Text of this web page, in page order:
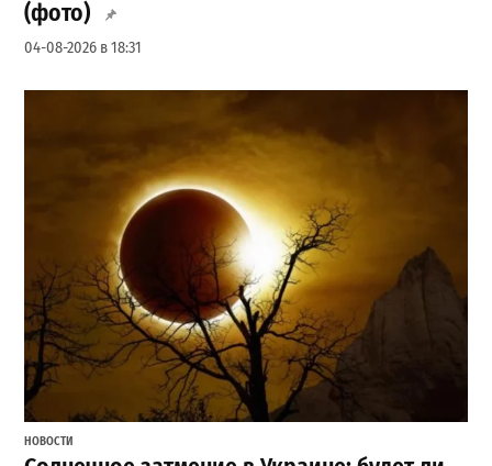
(фото)
04-08-2026 в 18:31
НОВОСТИ